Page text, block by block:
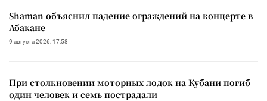
Shaman объяснил падение ограждений на концерте в
Абакане
9 августа 2026, 17:58
При столкновении моторных лодок на Кубани погиб
один человек и семь пострадали